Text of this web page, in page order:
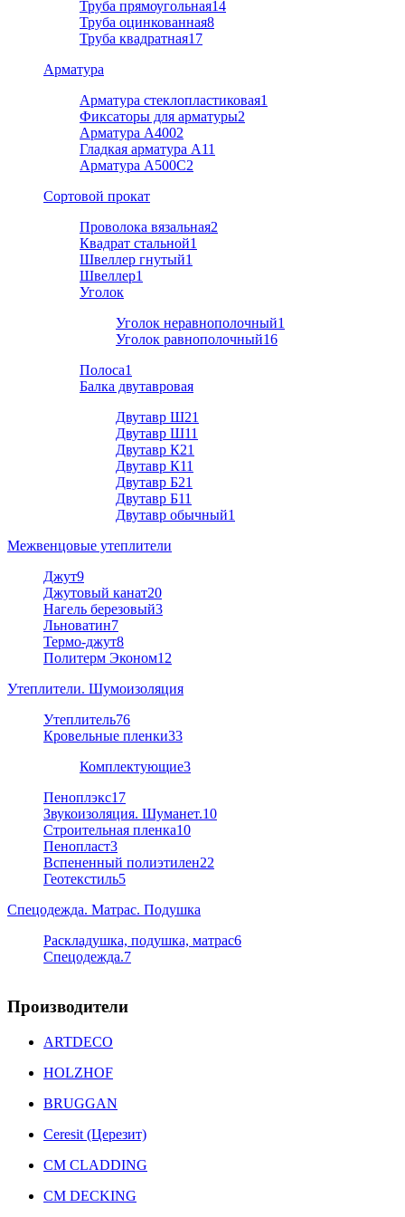
Труба прямоугольная14
Труба оцинкованная8
Труба квадратная17
Арматура
Арматура стеклопластиковая1
Фиксаторы для арматуры2
Арматура А4002
Гладкая арматура А11
Арматура A500C2
Cортовой прокат
Проволока вязальная2
Квадрат стальной1
Швеллер гнутый1
Швеллер1
Уголок
Уголок неравнополочный1
Уголок равнополочный16
Полоса1
Балка двутавровая
Двутавр Ш21
Двутавр Ш11
Двутавр К21
Двутавр К11
Двутавр Б21
Двутавр Б11
Двутавр обычный1
Межвенцовые утеплители
Джут9
Джутовый канат20
Нагель березовый3
Льноватин7
Термо-джут8
Политерм Эконом12
Утеплители. Шумоизоляция
Утеплитель76
Кровельные пленки33
Комплектующие3
Пеноплэкс17
Звукоизоляция. Шуманет.10
Строительная пленка10
Пенопласт3
Вспененный полиэтилен22
Геотекстиль5
Спецодежда. Матрас. Подушка
Раскладушка, подушка, матрас6
Спецодежда.7
Производители
ARTDECO
HOLZHOF
BRUGGAN
Ceresit (Церезит)
CM CLADDING
CM DECKING